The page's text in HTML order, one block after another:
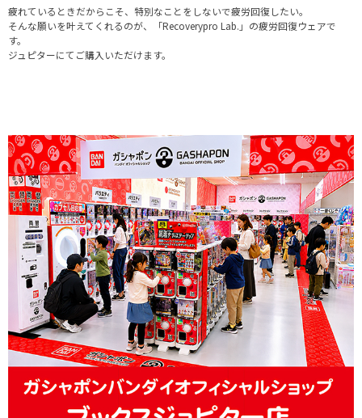
疲れているときだからこそ、特別なことをしないで疲労回復したい。
そんな願いを叶えてくれるのが、「Recoverypro Lab.」の疲労回復ウェアで
す。
ジュピターにてご購入いただけます。